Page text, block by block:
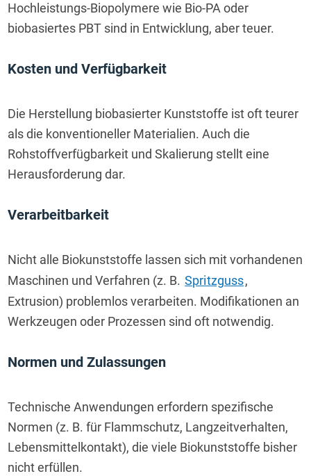
Hochleistungs-Biopolymere wie Bio-PA oder
biobasiertes PBT sind in Entwicklung, aber teuer.
Kosten und Verfügbarkeit
Die Herstellung biobasierter Kunststoffe ist oft teurer
als die konventioneller Materialien. Auch die
Rohstoffverfügbarkeit und Skalierung stellt eine
Herausforderung dar.
Verarbeitbarkeit
Nicht alle Biokunststoffe lassen sich mit vorhandenen
Maschinen und Verfahren (z. B. Spritzguss,
Extrusion) problemlos verarbeiten. Modifikationen an
Werkzeugen oder Prozessen sind oft notwendig.
Normen und Zulassungen
Technische Anwendungen erfordern spezifische
Normen (z. B. für Flammschutz, Langzeitverhalten,
Lebensmittelkontakt), die viele Biokunststoffe bisher
nicht erfüllen.